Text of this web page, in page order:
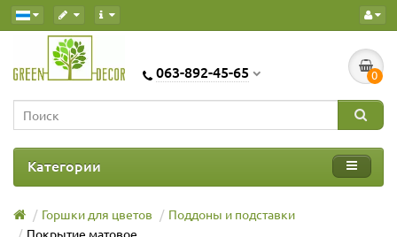
063-892-45-65 0
Категории
Горшки для цветов
Поддоны и подставки
Покрытие матовое